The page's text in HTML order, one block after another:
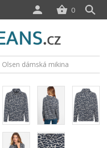
Olsen dámská mikina
0